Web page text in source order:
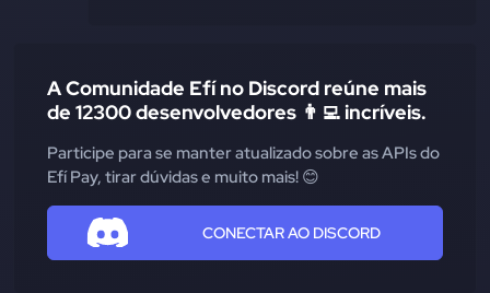
A Comunidade Efí no Discord reúne mais
de 12300 desenvolvedores 👨‍💻 incríveis.
Participe para se manter atualizado sobre as APIs do
Efí Pay, tirar dúvidas e muito mais! 😊
CONECTAR AO DISCORD